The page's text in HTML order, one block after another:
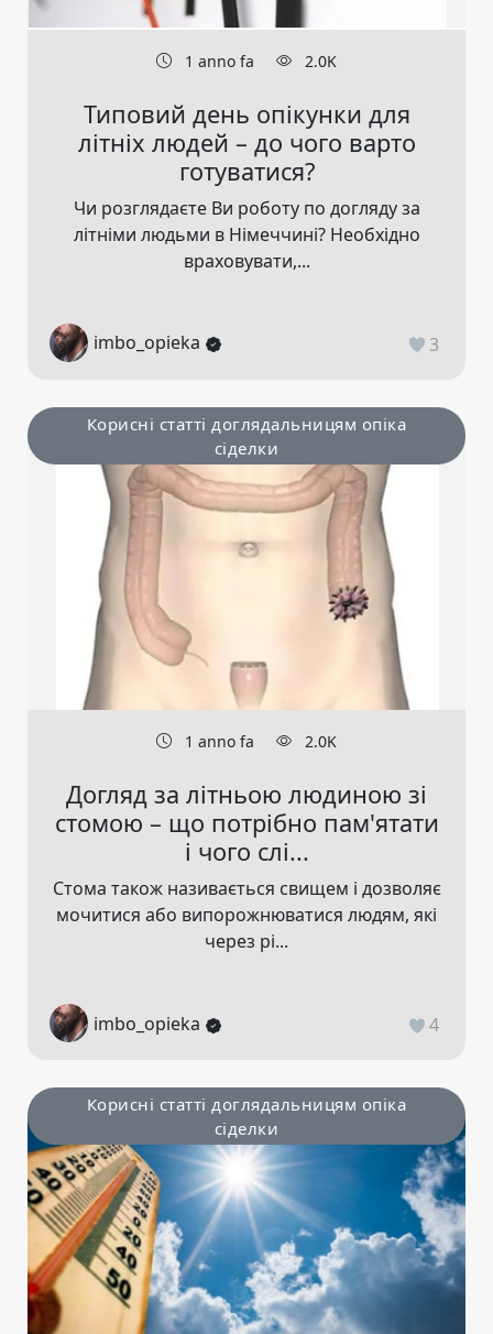
1 anno fa 2.0K
Типовий день опікунки для
літніх людей – до чого варто
готуватися?
Чи розглядаєте Ви роботу по догляду за
літніми людьми в Німеччині? Необхідно
враховувати,...
imbo_opieka 3
Корисні статті доглядальницям опіка
сіделки
1 anno fa 2.0K
Догляд за літньою людиною зі
стомою – що потрібно пам'ятати
і чого слі...
Стома також називається свищем і дозволяє
мочитися або випорожнюватися людям, які
через рі...
imbo_opieka 4
Корисні статті доглядальницям опіка
сіделки